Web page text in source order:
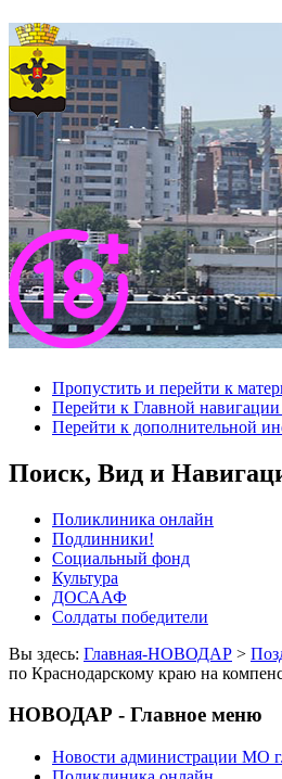
Пропустить и перейти к
Перейти к Главной
Перейти к дополнительной
Поиск, Вид и
Поликлиника онлайн
Подлинники!
Социальный фонд
Культура
ДОСААФ
Солдаты победители
Вы здесь: Главная-НОВОДАР >
по Краснодарскому краю на
НОВОДАР - Главное меню
Новости администрации МО